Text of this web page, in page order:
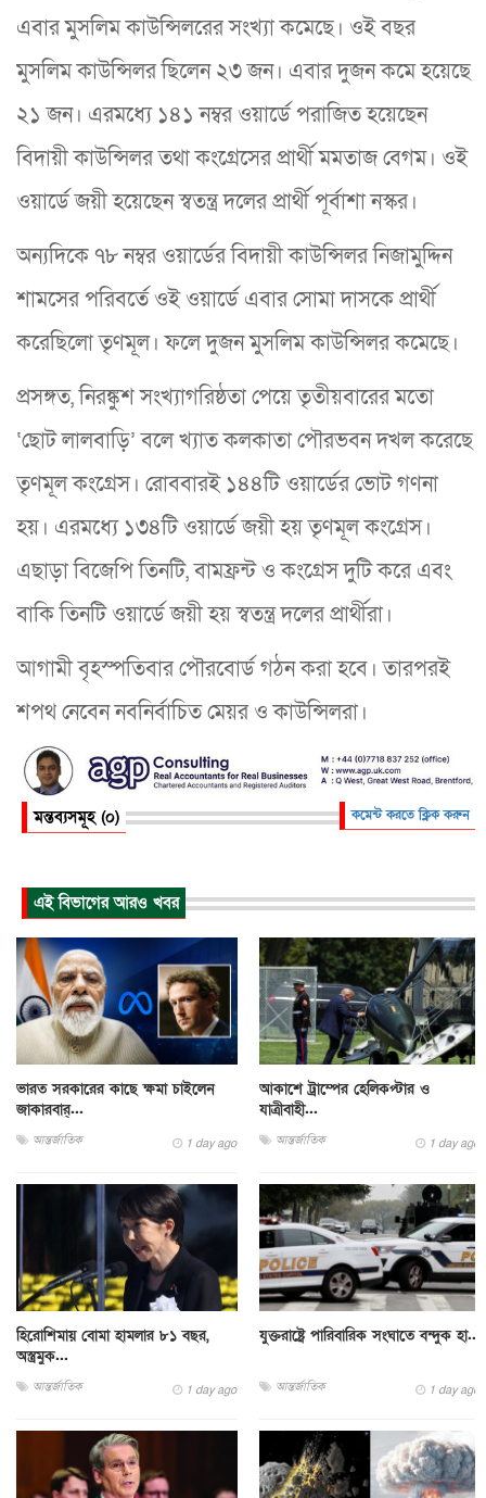
এবার মুসলিম কাউন্সিলরের সংখ্যা কমেছে। ওই বছর
মুসলিম কাউন্সিলর ছিলেন ২৩ জন। এবার দুজন কমে হয়েছে
২১ জন। এরমধ্যে ১৪১ নম্বর ওয়ার্ডে পরাজিত হয়েছেন
বিদায়ী কাউন্সিলর তথা কংগ্রেসের প্রার্থী মমতাজ বেগম। ওই
ওয়ার্ডে জয়ী হয়েছেন স্বতন্ত্র দলের প্রার্থী পূর্বাশা নস্কর।
অন্যদিকে ৭৮ নম্বর ওয়ার্ডের বিদায়ী কাউন্সিলর নিজামুদ্দিন
শামসের পরিবর্তে ওই ওয়ার্ডে এবার সোমা দাসকে প্রার্থী
করেছিলো তৃণমূল। ফলে দুজন মুসলিম কাউন্সিলর কমেছে।
প্রসঙ্গত, নিরঙ্কুশ সংখ্যাগরিষ্ঠতা পেয়ে তৃতীয়বারের মতো
‘ছোট লালবাড়ি’ বলে খ্যাত কলকাতা পৌরভবন দখল করেছে
তৃণমূল কংগ্রেস। রোববারই ১৪৪টি ওয়ার্ডের ভোট গণনা
হয়। এরমধ্যে ১৩৪টি ওয়ার্ডে জয়ী হয় তৃণমূল কংগ্রেস।
এছাড়া বিজেপি তিনটি, বামফ্রন্ট ও কংগ্রেস দুটি করে এবং
বাকি তিনটি ওয়ার্ডে জয়ী হয় স্বতন্ত্র দলের প্রার্থীরা।
আগামী বৃহস্পতিবার পৌরবোর্ড গঠন করা হবে। তারপরই
শপথ নেবেন নবনির্বাচিত মেয়র ও কাউন্সিলরা।
মন্তব্যসমূহ (০) কমেন্ট করতে ক্লিক করুন
এই বিভাগের আরও খবর
ভারত সরকারের কাছে ক্ষমা চাইলেন
জাকারবার্...
আন্তর্জাতিক 1 day ago
আকাশে ট্রাম্পের হেলিকপ্টার ও
যাত্রীবাহী...
আন্তর্জাতিক 1 day ago
হিরোশিমায় বোমা হামলার ৮১ বছর,
অস্ত্রমুক...
আন্তর্জাতিক 1 day ago
যুক্তরাষ্ট্রে পারিবারিক সংঘাতে বন্দুক হা...
আন্তর্জাতিক 1 day ago